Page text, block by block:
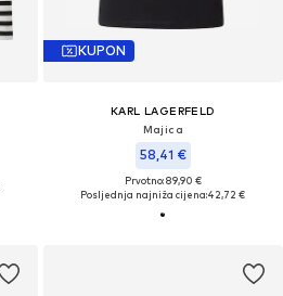
KUPON
KARL LAGERFELD
Majica
58,41 €
Prvotno: 89,90 €
Posljednja najniža cijena:42,72 €